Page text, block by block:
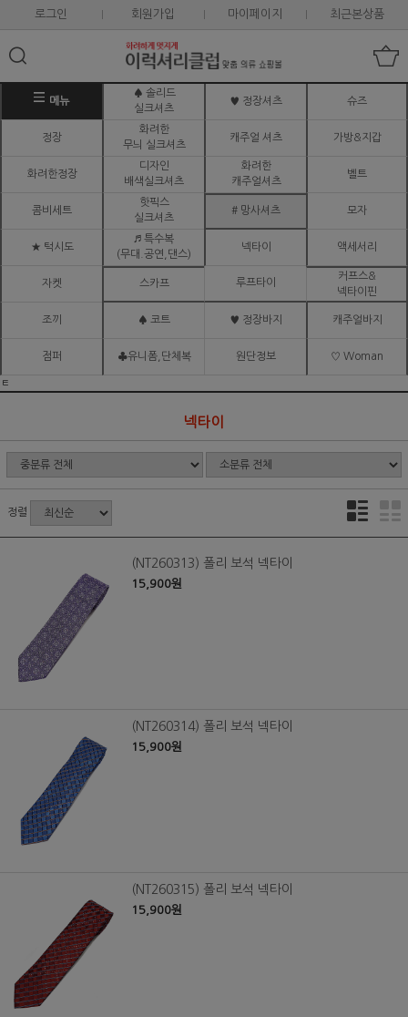
로그인 회원가입 마이페이지 최근본상품
메뉴
♠ 솔리드
실크셔츠
♥ 정장셔츠 슈즈
정장
화려한
무늬 실크셔츠
캐주얼 셔츠 가방&지갑
화려한정장
디자인
배색실크셔츠
화려한
캐주얼셔츠
벨트
콤비세트
핫픽스
실크셔츠
# 망사셔츠 모자
★ 턱시도
♬ 특수복
(무대.공연,댄스)
넥타이 액세서리
자켓 스카프 루프타이
커프스&
넥타이핀
조끼 ♠ 코트 ♥ 정장바지 캐주얼바지
점퍼 ♣유니폼,단체복 원단정보 ♡ Woman
ㅌ
넥타이
정렬
(NT260313) 폴리 보석 넥타이
15,900원
(NT260314) 폴리 보석 넥타이
15,900원
(NT260315) 폴리 보석 넥타이
15,900원